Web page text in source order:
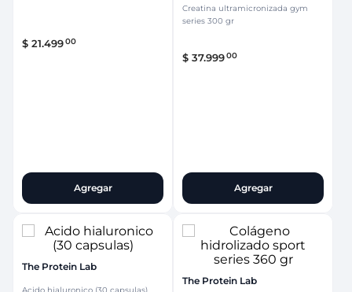
$ 21.49900
Agregar
Creatina ultramicronizada gym
series 300 gr
$ 37.99900
Agregar
The Protein Lab
The Protein Lab